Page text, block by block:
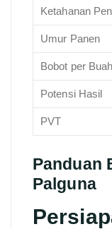
Ketahanan
Umur Panen
Bobot per Buah
Potensi Hasil
PVT
Panduan
Palguna